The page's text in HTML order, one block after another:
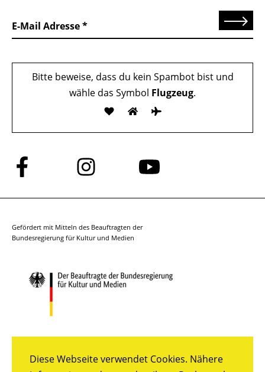
Diese Webseite verwendet Cookies. Nähere
E-Mail Adresse Senden
Bitte beweise, dass du kein Spambot bist und
wähle das Symbol Flugzeug.
Folge
uns
auf
Folge
uns
auf
Folge
auf
Gefördert mit Mitteln des Beauftragten der
Bundesregierung für Kultur und Medien